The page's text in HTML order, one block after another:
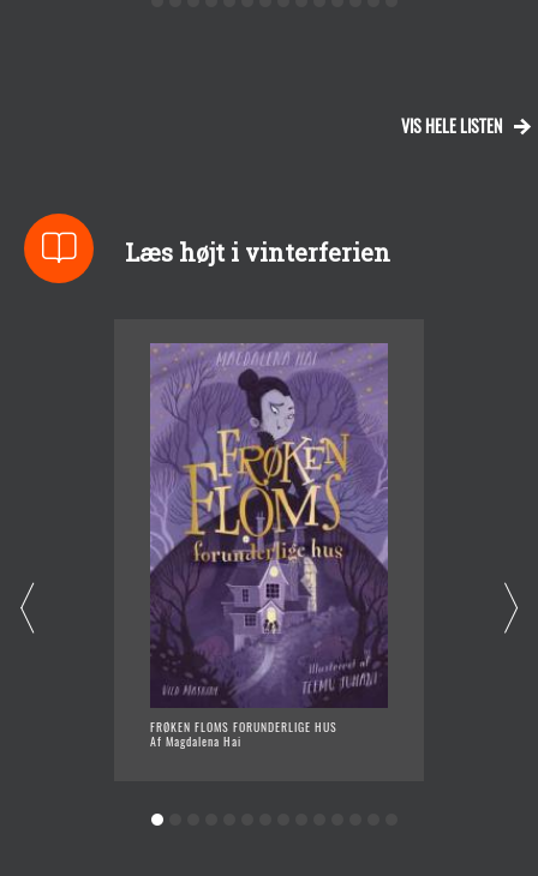
VIS HELE LISTEN
Læs højt i vinterferien
FRØKEN FLOMS FORUNDERLIGE HUS
Af Magdalena Hai